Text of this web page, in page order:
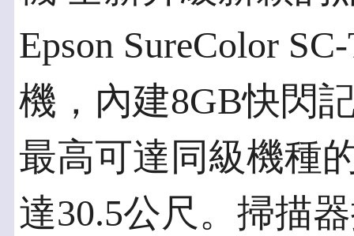
Epson SureColor
機，內建8GB快閃
最高可達同級機種
達30.5公尺。掃描